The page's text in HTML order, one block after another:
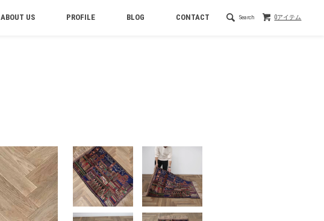
0アイテム
Search
ABOUT US PROFILE BLOG CONTACT